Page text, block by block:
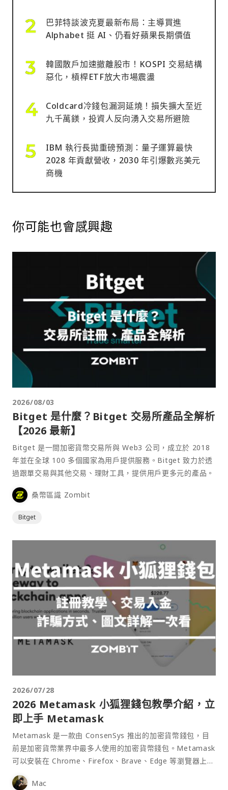
巴菲特談波克夏最新布局：主導買進
Alphabet 挺 AI、仍看好蘋果長期價值
韓國散戶加速撤離股市！KOSPI 交易結構
惡化，槓桿ETF放大市場震盪
Coldcard冷錢包漏洞延燒！損失擴大至近
九千萬鎂，投資人反向湧入交易所避險
IBM 執行長拋重磅預測：量子運算最快
2028 年貢獻營收，2030 年引爆數兆美元
商機
你可能也會感興趣
2026/08/03
Bitget 是什麼？Bitget 交易所產品全解析
【2026 最新】
Bitget 是一間加密貨幣交易所與 Web3 公司，成立於 2018
年並在全球 100 多個國家為用戶提供服務。Bitget 致力於透
過跟單交易與其他交易、理財工具，提供用戶更多元的產品。
桑幣區識 Zombit
Bitget
2026/07/28
2026 Metamask 小狐狸錢包教學介紹，立
即上手 Metamask
Metamask 是一款由 ConsenSys 推出的加密貨幣錢包，目
前是加密貨幣業界中最多人使用的加密貨幣錢包。Metamask
可以安裝在 Chrome、Firefox、Brave、Edge 等瀏覽器上作
為插件使用，具備許多功能且使用上非常方便。
Mac